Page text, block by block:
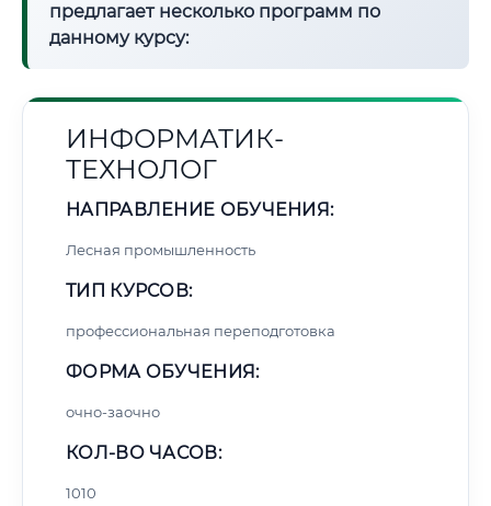
предлагает несколько программ по
данному курсу:
ИНФОРМАТИК-
ТЕХНОЛОГ
НАПРАВЛЕНИЕ ОБУЧЕНИЯ:
Лесная промышленность
ТИП КУРСОВ:
профессиональная переподготовка
ФОРМА ОБУЧЕНИЯ:
очно-заочно
КОЛ-ВО ЧАСОВ:
1010